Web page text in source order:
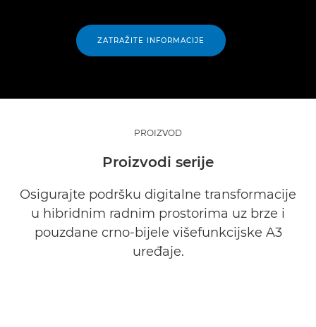
ZATRAŽITE INFORMACIJE
PROIZVOD
Proizvodi serije
Osigurajte podršku digitalne transformacije
u hibridnim radnim prostorima uz brze i
pouzdane crno-bijele višefunkcijske A3
uređaje.